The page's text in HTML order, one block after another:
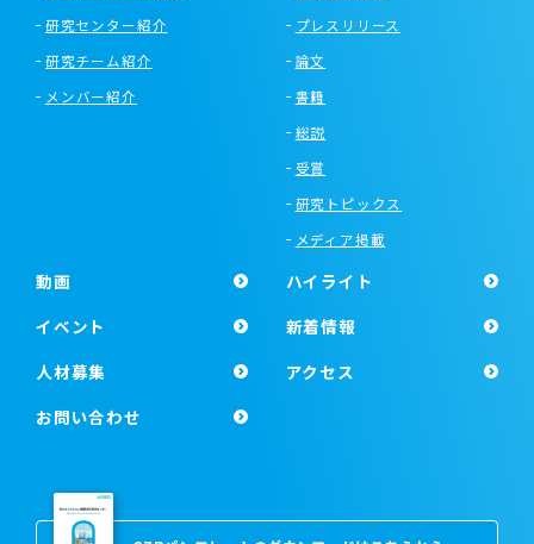
研究センター紹介
研究チーム紹介
メンバー紹介
プレスリリース
論文
書籍
総説
受賞
研究トピックス
メディア掲載
動画
ハイライト
イベント
新着情報
人材募集
アクセス
お問い合わせ